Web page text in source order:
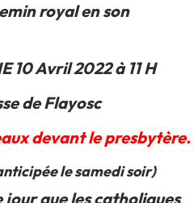
royal en son
10 Avril 2022 à 11 H
de Flayosc
devant le presbytère.
le samedi soir)
jour que les catholiques